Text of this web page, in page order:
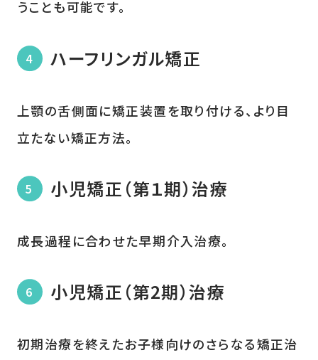
うことも可能です。
ハーフリンガル矯正
上顎の舌側面に矯正装置を取り付ける、より目
立たない矯正方法。
小児矯正（第１期）治療
成長過程に合わせた早期介入治療。
小児矯正（第2期）治療
初期治療を終えたお子様向けのさらなる矯正治